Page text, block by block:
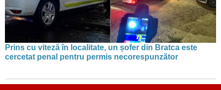
Prins cu viteză în localitate, un șofer din Bratca este
cercetat penal pentru permis necorespunzător